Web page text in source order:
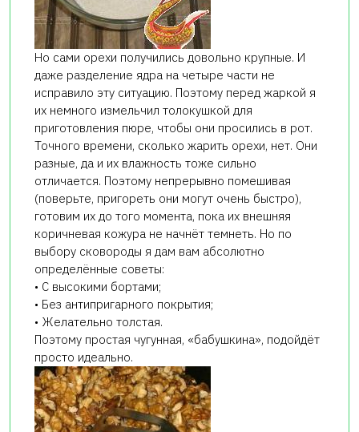
Но сами орехи получились довольно крупные. И
даже разделение ядра на четыре части не
исправило эту ситуацию. Поэтому перед жаркой я
их немного измельчил толокушкой для
приготовления пюре, чтобы они просились в рот.
Точного времени, сколько жарить орехи, нет. Они
разные, да и их влажность тоже сильно
отличается. Поэтому непрерывно помешивая
(поверьте, пригореть они могут очень быстро),
готовим их до того момента, пока их внешняя
коричневая кожура не начнёт темнеть. Но по
выбору сковороды я дам вам абсолютно
определённые советы:
• С высокими бортами;
• Без антипригарного покрытия;
• Желательно толстая.
Поэтому простая чугунная, «бабушкина», подойдёт
просто идеально.